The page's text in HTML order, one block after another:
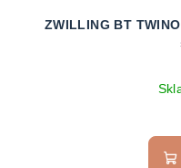
ZWILLING BT